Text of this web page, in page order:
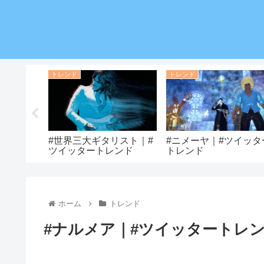
トレンド
#世界三大ギタリスト｜#
ツイッタートレンド
トレンド
#ニメーヤ｜#ツイッタ
トレンド
ホーム トレンド
#ナルメア｜#ツイッタートレ